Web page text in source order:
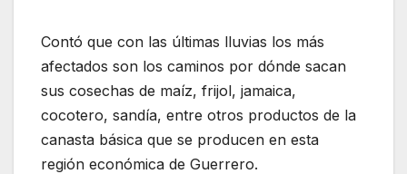
Contó que con las últimas lluvias los más
afectados son los caminos por dónde sacan
sus cosechas de maíz, frijol, jamaica,
cocotero, sandía, entre otros productos de la
canasta básica que se producen en esta
región económica de Guerrero.